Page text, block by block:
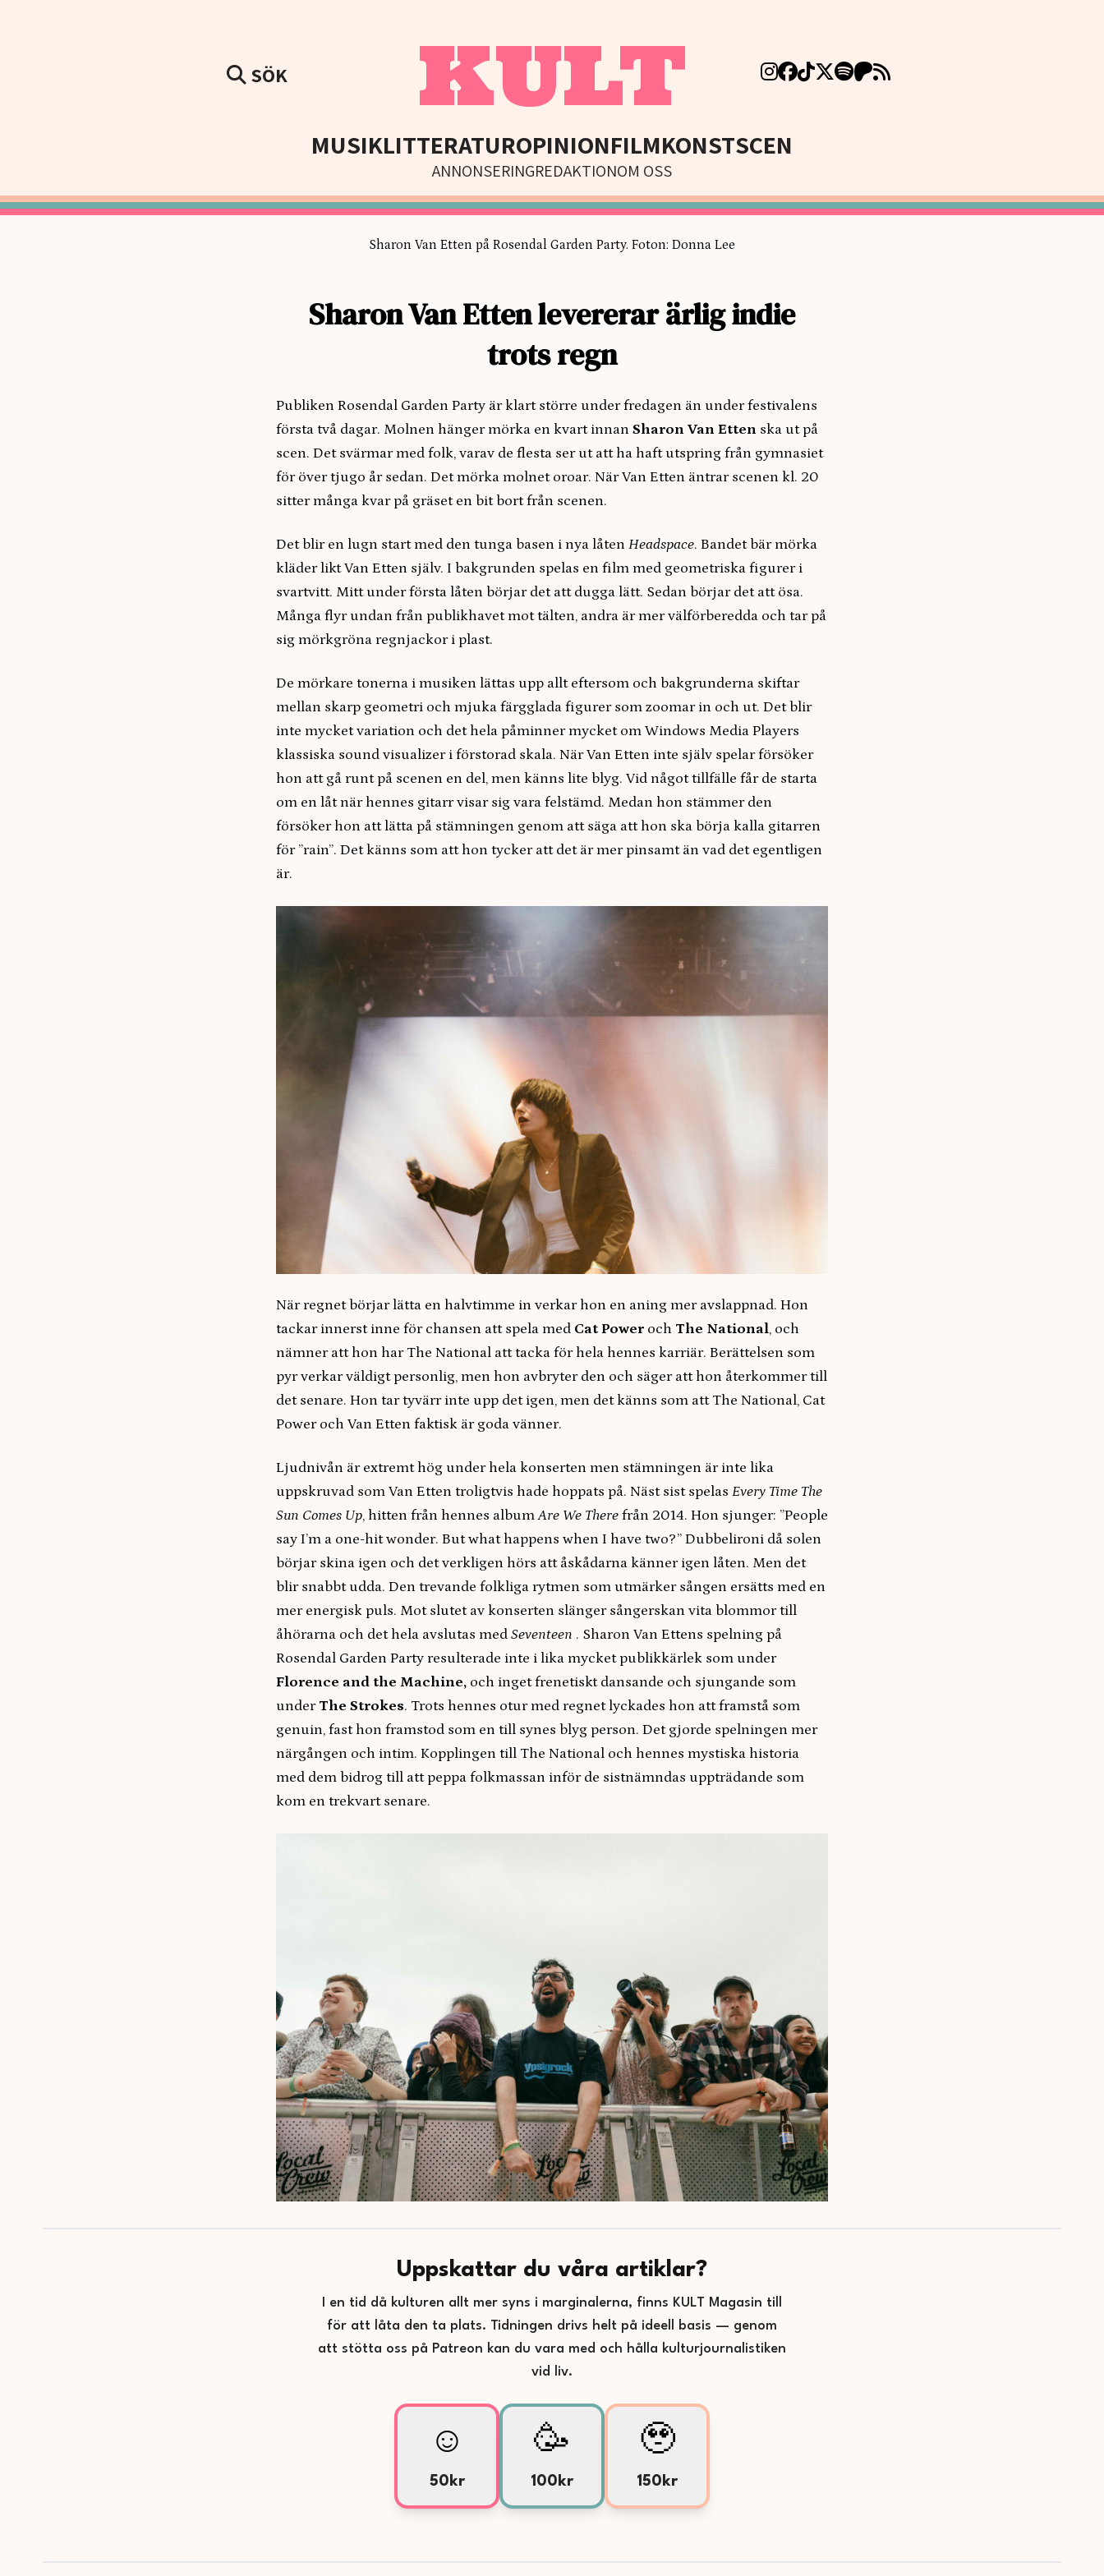
SÖK KULT
MUSIKLITTERATUROPINIONFILMKONSTSCEN
ANNONSERINGREDAKTIONOM OSS
Sharon Van Etten på Rosendal Garden Party. Foton: Donna Lee
Sharon Van Etten levererar ärlig indie
trots regn
Publiken Rosendal Garden Party är klart större under fredagen än under festivalens
första två dagar. Molnen hänger mörka en kvart innan Sharon Van Etten ska ut på
scen. Det svärmar med folk, varav de flesta ser ut att ha haft utspring från gymnasiet
för över tjugo år sedan. Det mörka molnet oroar. När Van Etten äntrar scenen kl. 20
sitter många kvar på gräset en bit bort från scenen.
Det blir en lugn start med den tunga basen i nya låten Headspace. Bandet bär mörka
kläder likt Van Etten själv. I bakgrunden spelas en film med geometriska figurer i
svartvitt. Mitt under första låten börjar det att dugga lätt. Sedan börjar det att ösa.
Många flyr undan från publikhavet mot tälten, andra är mer välförberedda och tar på
sig mörkgröna regnjackor i plast.
De mörkare tonerna i musiken lättas upp allt eftersom och bakgrunderna skiftar
mellan skarp geometri och mjuka färgglada figurer som zoomar in och ut. Det blir
inte mycket variation och det hela påminner mycket om Windows Media Players
klassiska sound visualizer i förstorad skala. När Van Etten inte själv spelar försöker
hon att gå runt på scenen en del, men känns lite blyg. Vid något tillfälle får de starta
om en låt när hennes gitarr visar sig vara felstämd. Medan hon stämmer den
försöker hon att lätta på stämningen genom att säga att hon ska börja kalla gitarren
för ”rain”. Det känns som att hon tycker att det är mer pinsamt än vad det egentligen
är.
När regnet börjar lätta en halvtimme in verkar hon en aning mer avslappnad. Hon
tackar innerst inne för chansen att spela med Cat Power och The National, och
nämner att hon har The National att tacka för hela hennes karriär. Berättelsen som
pyr verkar väldigt personlig, men hon avbryter den och säger att hon återkommer till
det senare. Hon tar tyvärr inte upp det igen, men det känns som att The National, Cat
Power och Van Etten faktisk är goda vänner.
Ljudnivån är extremt hög under hela konserten men stämningen är inte lika
uppskruvad som Van Etten troligtvis hade hoppats på. Näst sist spelas Every Time The
Sun Comes Up, hitten från hennes albumAre We There från 2014. Hon sjunger: ”People
say I’m a one-hit wonder. But what happens when I have two?” Dubbelironi då solen
börjar skina igen och det verkligen hörs att åskådarna känner igen låten. Men det
blir snabbt udda. Den trevande folkliga rytmen som utmärker sången ersätts med en
mer energisk puls. Mot slutet av konserten slänger sångerskan vita blommor till
åhörarna och det hela avslutas med Seventeen . Sharon Van Ettens spelning på
Rosendal Garden Party resulterade inte i lika mycket publikkärlek som under
Florence and the Machine, och inget frenetiskt dansande och sjungande som
under The Strokes. Trots hennes otur med regnet lyckades hon att framstå som
genuin, fast hon framstod som en till synes blyg person. Det gjorde spelningen mer
närgången och intim. Kopplingen till The National och hennes mystiska historia
med dem bidrog till att peppa folkmassan inför de sistnämndas uppträdande som
kom en trekvart senare.
Uppskattar du våra artiklar?
I en tid då kulturen allt mer syns i marginalerna, finns KULT Magasin till
för att låta den ta plats. Tidningen drivs helt på ideell basis — genom
att stötta oss på Patreon kan du vara med och hålla kulturjournalistiken
vid liv.
☺️
50kr
🥳
100kr
🥹
150kr